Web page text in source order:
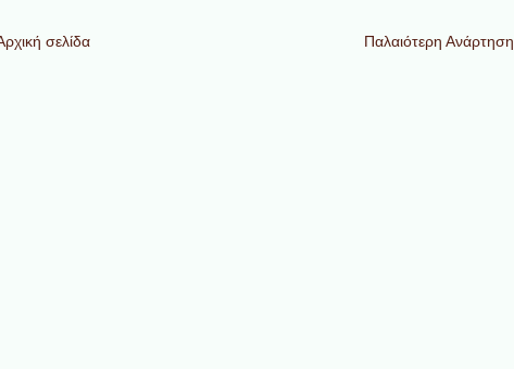
Παλαιότερη Ανάρτηση
σελίδα